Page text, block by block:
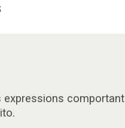
expressions comportant